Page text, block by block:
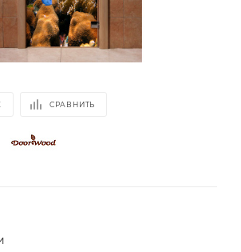
СРАВНИТЬ